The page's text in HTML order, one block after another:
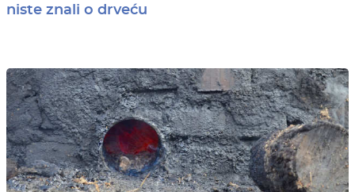
niste znali o drveću